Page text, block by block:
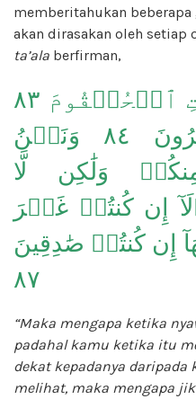
memberitahukan
akan dirasakan oleh setiap
ta’ala berfirman,
فَلَوۡلَآ إِذَا بَلَغَتِ ٱلۡحُلۡقُومَ ٨٣
وَأَنتُمۡ حِينَئِذٍ تَنظُرُونَ ٨٤ وَنَحۡنُ
وَلَٰكِن لَّا
٨٥ فَلَوۡلَآ إِن كُنتُمۡ غَيۡرَ
إِن كُنتُمۡ صَٰدِقِينَ
٨٧
“Maka mengapa ketika
padahal kamu ketika itu
dekat kepadanya daripada
melihat, maka mengapa